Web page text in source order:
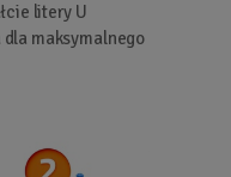
litery U
dla maksymalnego